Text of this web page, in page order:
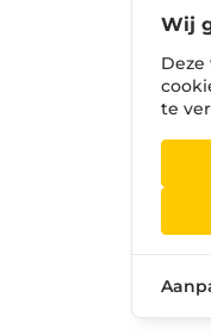
Wij
te